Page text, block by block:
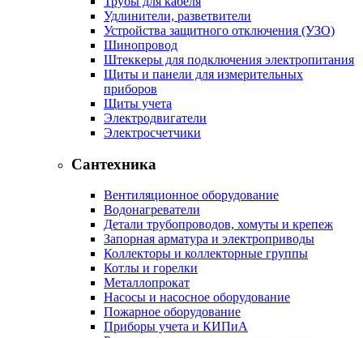
Удлинители, разветвители
Устройства защитного отключения (УЗО)
Шинопровод
Штеккеры для подключения электропитания
Щиты и панели для измерительных
приборов
Щиты учета
Электродвигатели
Электросчетчики
Сантехника
Вентиляционное оборудование
Водонагреватели
Детали трубопроводов, хомуты и крепеж
Запорная арматура и электроприводы
Коллекторы и коллекторные группы
Котлы и горелки
Металлопрокат
Насосы и насосное оборудование
Пожарное оборудование
Приборы учета и КИПиА